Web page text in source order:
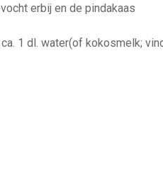
erbij en de pindakaas
1 dl. water(of kokosmelk;